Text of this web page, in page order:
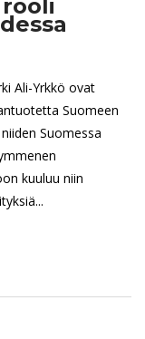
Ali-Yrkkö ovat
Suomeen
Suomessa
kuuluu niin